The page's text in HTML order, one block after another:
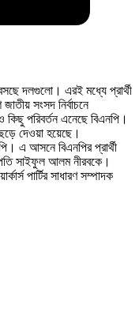
দলগুলো। এরই মধ্যে প্রার্থী
সংসদ নির্বাচনে
কিছু পরিবর্তন এনেছে বিএনপি।
দেওয়া হয়েছে।
এ আসনে বিএনপির প্রার্থী
সাইফুল আলম নীরবকে।
পার্টির সাধারণ সম্পাদক